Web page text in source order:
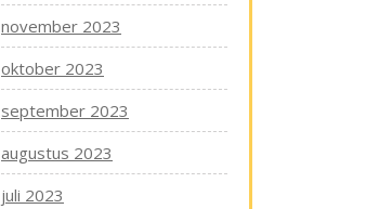
november 2023
oktober 2023
september 2023
augustus 2023
juli 2023